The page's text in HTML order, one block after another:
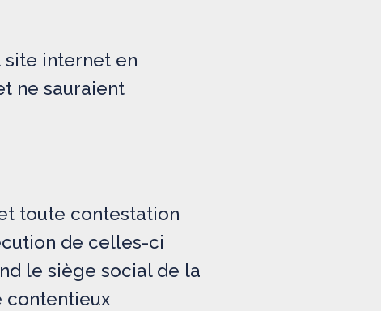
site internet en
ne sauraient
toute contestation
de celles-ci
le siège social de la
contentieux